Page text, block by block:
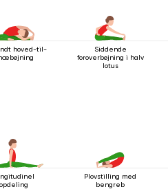
hoved-til-
Siddende
foroverbøjning i halv
lotus
opdeling
Plovstilling med
bengreb